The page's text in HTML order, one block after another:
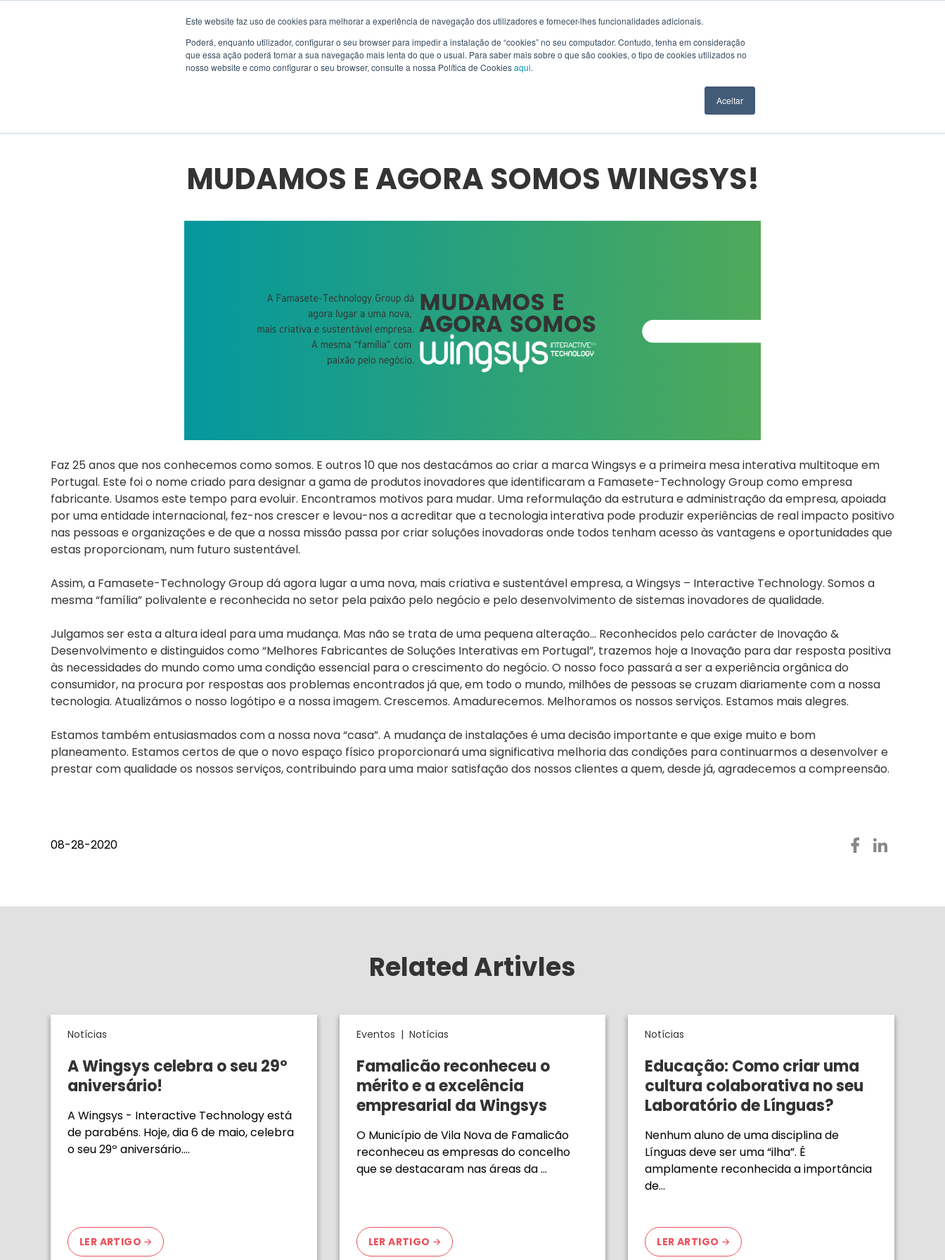
Este website faz uso de cookies para melhorar a experiência de navegação dos utilizadores e fornecer-lhes funcionalidades adicionais.
Poderá, enquanto utilizador, configurar o seu browser para impedir a instalação de “cookies” no seu computador. Contudo, tenha em consideração
que essa ação poderá tornar a sua navegação mais lenta do que o usual. Para saber mais sobre o que são cookies, o tipo de cookies utilizados no
nosso website e como configurar o seu browser, consulte a nossa Política de Cookiesaqui.
Aceitar
SOLUTIONS PRODUCTS RENTING SERVICES WINGSYS CONTACTS
MUDAMOS E AGORA SOMOS WINGSYS!
Faz 25 anos que nos conhecemos como somos. E outros 10 que nos destacámos ao criar a marca Wingsys e a primeira mesa interativa multitoque em
Portugal. Este foi o nome criado para designar a gama de produtos inovadores que identificaram a Famasete-Technology Group como empresa
fabricante. Usamos este tempo para evoluir. Encontramos motivos para mudar. Uma reformulação da estrutura e administração da empresa, apoiada
por uma entidade internacional, fez-nos crescer e levou-nos a acreditar que a tecnologia interativa pode produzir experiências de real impacto positivo
nas pessoas e organizações e de que a nossa missão passa por criar soluções inovadoras onde todos tenham acesso às vantagens e oportunidades que
estas proporcionam, num futuro sustentável.
Assim, a Famasete-Technology Group dá agora lugar a uma nova, mais criativa e sustentável empresa, a Wingsys – Interactive Technology. Somos a
mesma “família” polivalente e reconhecida no setor pela paixão pelo negócio e pelo desenvolvimento de sistemas inovadores de qualidade.
Julgamos ser esta a altura ideal para uma mudança. Mas não se trata de uma pequena alteração… Reconhecidos pelo carácter de Inovação &
Desenvolvimento e distinguidos como “Melhores Fabricantes de Soluções Interativas em Portugal”, trazemos hoje a Inovação para dar resposta positiva
às necessidades do mundo como uma condição essencial para o crescimento do negócio. O nosso foco passará a ser a experiência orgânica do
consumidor, na procura por respostas aos problemas encontrados já que, em todo o mundo, milhões de pessoas se cruzam diariamente com a nossa
tecnologia. Atualizámos o nosso logótipo e a nossa imagem. Crescemos. Amadurecemos. Melhoramos os nossos serviços. Estamos mais alegres.
Estamos também entusiasmados com a nossa nova “casa”. A mudança de instalações é uma decisão importante e que exige muito e bom
planeamento. Estamos certos de que o novo espaço físico proporcionará uma significativa melhoria das condições para continuarmos a desenvolver e
prestar com qualidade os nossos serviços, contribuindo para uma maior satisfação dos nossos clientes a quem, desde já, agradecemos a compreensão.
08-28-2020
Related Artivles
Notícias
A Wingsys celebra o seu 29º
aniversário!
A Wingsys - Interactive Technology está
de parabéns. Hoje, dia 6 de maio, celebra
o seu 29º aniversário.…
LER ARTIGO
Eventos | Notícias
Famalicão reconheceu o
mérito e a excelência
empresarial da Wingsys
O Município de Vila Nova de Famalicão
reconheceu as empresas do concelho
que se destacaram nas áreas da …
LER ARTIGO
Notícias
Educação: Como criar uma
cultura colaborativa no seu
Laboratório de Línguas?
Nenhum aluno de uma disciplina de
Línguas deve ser uma “ilha”. É
amplamente reconhecida a importância
de…
LER ARTIGO